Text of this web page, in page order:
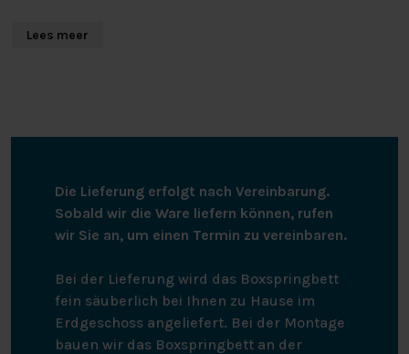
Lees meer
Die Lieferung erfolgt nach Vereinbarung.
Sobald wir die Ware liefern können, rufen
wir Sie an, um einen Termin zu vereinbaren.
Bei der Lieferung wird das Boxspringbett
fein säuberlich bei Ihnen zu Hause im
Erdgeschoss angeliefert. Bei der Montage
bauen wir das Boxspringbett an der